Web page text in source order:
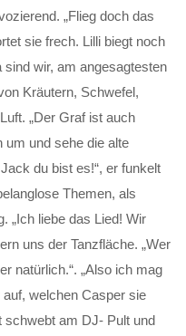
„Flieg doch das
sie frech. Lilli biegt noch
wir, am angesagtesten
Kräutern, Schwefel,
„Der Graf ist auch
um und sehe die alte
du bist es!“, er funkelt
Themen, als
„Ich liebe das Lied! Wir
uns der Tanzfläche. „Wer
natürlich.“. „Also ich mag
auf, welchen Casper sie
schwebt am DJ- Pult und